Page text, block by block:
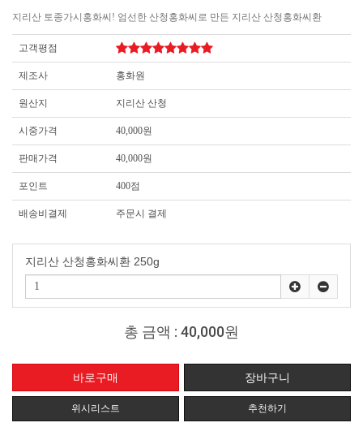
지리산 토종가시홍화씨! 엄선한 산청홍화씨로 만든 지리산 산청홍화씨환
고객평점
제조사 홍화원
원산지 지리산 산청
시중가격 40,000원
판매가격 40,000원
포인트 400점
배송비결제 주문시 결제
지리산 산청홍화씨환 250g
총 금액 : 40,000원
위시리스트 추천하기